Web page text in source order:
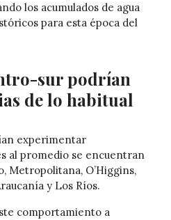
los acumulados de agua
para esta época del
sur podrían
de lo habitual
experimentar
al promedio se encuentran
Metropolitana, O’Higgins,
y Los Ríos.
comportamiento a